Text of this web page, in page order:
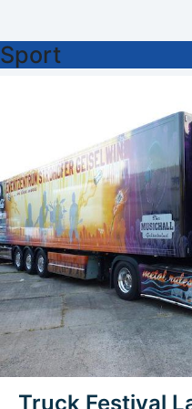
setzte er sich unter
Quartiere ein. Frühe
Für Görlitz hatte Exner
Gemeinsam mit
Oberbürgermeister von
Zustandekommen und
Wiesbaden und Görlitz .
erstmals nach Görlitz,
Medikamente ins
wurde ihm nach
vielen Stellen Hilfe nötig
kümmerte er sich um
einem...
Sport
Truck Festival